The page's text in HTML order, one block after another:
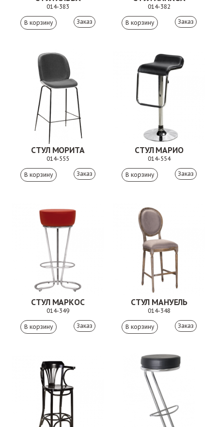
014-383
Заказ
014-382
Заказ
СТУЛ МОРИТА
014-555
Заказ
СТУЛ МАРИО
014-554
Заказ
СТУЛ МАРКОС
014-349
Заказ
СТУЛ МАНУЕЛЬ
014-348
Заказ